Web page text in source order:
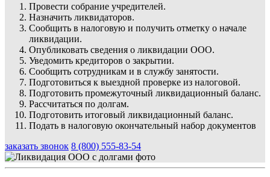
Провести собрание учредителей.
Назначить ликвидаторов.
Сообщить в налоговую и получить отметку о начале
ликвидации.
Опубликовать сведения о ликвидации ООО.
Уведомить кредиторов о закрытии.
Сообщить сотрудникам и в службу занятости.
Подготовиться к выездной проверке из налоговой.
Подготовить промежуточный ликвидационный баланс.
Рассчитаться по долгам.
Подготовить итоговый ликвидационный баланс.
Подать в налоговую окончательный набор документов
заказать звонок 8 (800) 555-83-54